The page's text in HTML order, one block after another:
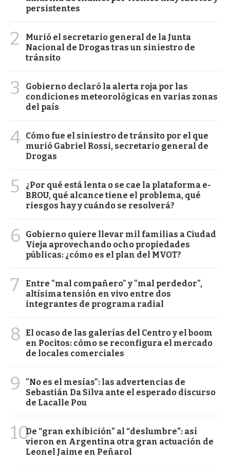
persistentes
2
Murió el secretario general de la Junta
Nacional de Drogas tras un siniestro de
tránsito
3
Gobierno declaró la alerta roja por las
condiciones meteorológicas en varias zonas
del país
4 Cómo fue el siniestro de tránsito por el que
murió Gabriel Rossi, secretario general de
Drogas
5
¿Por qué está lenta o se cae la plataforma e-
BROU, qué alcance tiene el problema, qué
riesgos hay y cuándo se resolverá?
6
Gobierno quiere llevar mil familias a Ciudad
Vieja aprovechando ocho propiedades
públicas: ¿cómo es el plan del MVOT?
7
Entre "mal compañero" y "mal perdedor",
altísima tensión en vivo entre dos
integrantes de programa radial
8
El ocaso de las galerías del Centro y el boom
en Pocitos: cómo se reconfigura el mercado
de locales comerciales
9
"No es el mesías": las advertencias de
Sebastián Da Silva ante el esperado discurso
de Lacalle Pou
10De “gran exhibición” al “deslumbre”: así
vieron en Argentina otra gran actuación de
Leonel Jaime en Peñarol